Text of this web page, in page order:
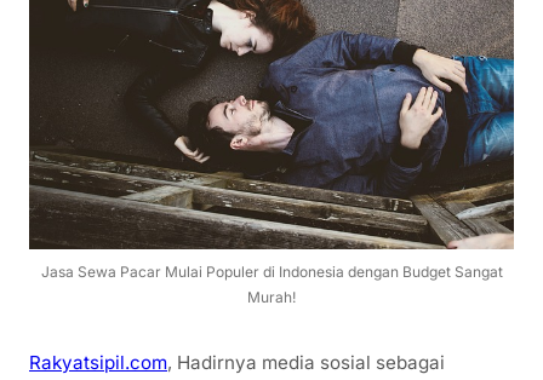
Jasa Sewa Pacar Mulai Populer di Indonesia dengan Budget Sangat
Murah!
Rakyatsipil.com, Hadirnya media sosial sebagai